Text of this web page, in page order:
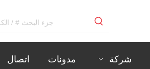
شركة مدونات اتصال